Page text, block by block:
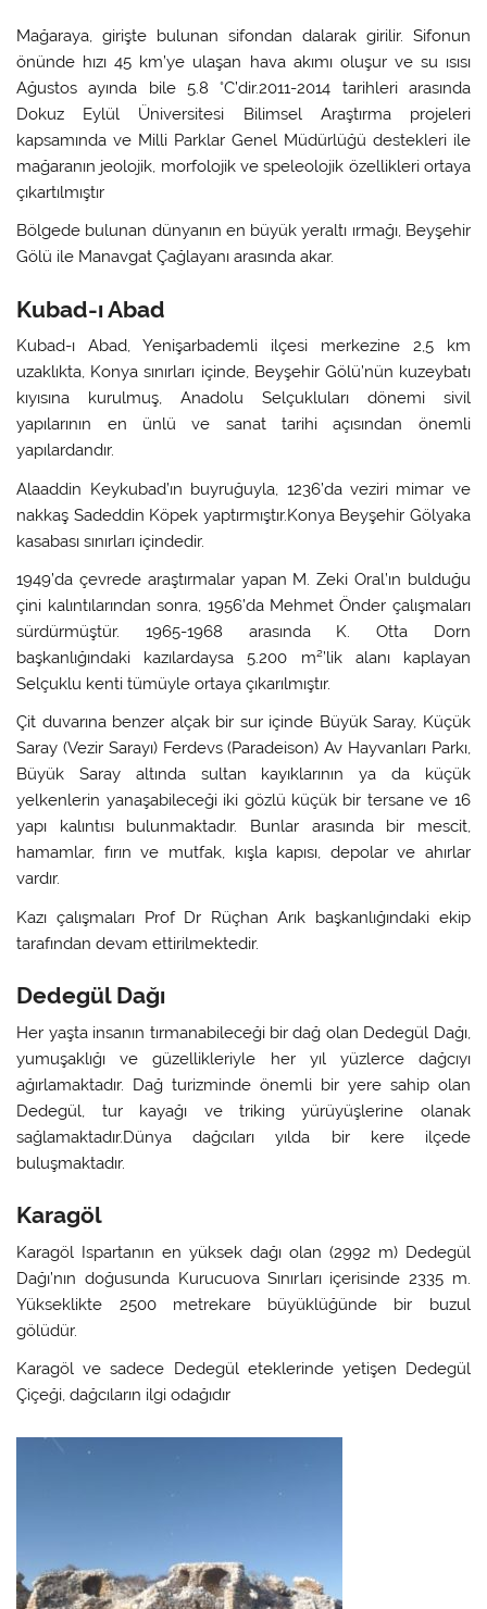
Mağaraya, girişte bulunan sifondan dalarak girilir. Sifonun
önünde hızı 45 km’ye ulaşan hava akımı oluşur ve su ısısı
Ağustos ayında bile 5.8 °C’dir.2011-2014 tarihleri arasında
Dokuz Eylül Üniversitesi Bilimsel Araştırma projeleri
kapsamında ve Milli Parklar Genel Müdürlüğü destekleri ile
mağaranın jeolojik, morfolojik ve speleolojik özellikleri ortaya
çıkartılmıştır
Bölgede bulunan dünyanın en büyük yeraltı ırmağı, Beyşehir
Gölü ile Manavgat Çağlayanı arasında akar.
Kubad-ı Abad
Kubad-ı Abad, Yenişarbademli ilçesi merkezine 2,5 km
uzaklıkta, Konya sınırları içinde, Beyşehir Gölü’nün kuzeybatı
kıyısına kurulmuş, Anadolu Selçukluları dönemi sivil
yapılarının en ünlü ve sanat tarihi açısından önemli
yapılardandır.
Alaaddin Keykubad’ın buyruğuyla, 1236’da veziri mimar ve
nakkaş Sadeddin Köpek yaptırmıştır.Konya Beyşehir Gölyaka
kasabası sınırları içindedir.
1949’da çevrede araştırmalar yapan M. Zeki Oral’ın bulduğu
çini kalıntılarından sonra, 1956’da Mehmet Önder çalışmaları
sürdürmüştür. 1965-1968 arasında K. Otta Dorn
başkanlığındaki kazılardaysa 5.200 m²’lik alanı kaplayan
Selçuklu kenti tümüyle ortaya çıkarılmıştır.
Çit duvarına benzer alçak bir sur içinde Büyük Saray, Küçük
Saray (Vezir Sarayı) Ferdevs (Paradeison) Av Hayvanları Parkı,
Büyük Saray altında sultan kayıklarının ya da küçük
yelkenlerin yanaşabileceği iki gözlü küçük bir tersane ve 16
yapı kalıntısı bulunmaktadır. Bunlar arasında bir mescit,
hamamlar, fırın ve mutfak, kışla kapısı, depolar ve ahırlar
vardır.
Kazı çalışmaları Prof Dr Rüçhan Arık başkanlığındaki ekip
tarafından devam ettirilmektedir.
Dedegül Dağı
Her yaşta insanın tırmanabileceği bir dağ olan Dedegül Dağı,
yumuşaklığı ve güzellikleriyle her yıl yüzlerce dağcıyı
ağırlamaktadır. Dağ turizminde önemli bir yere sahip olan
Dedegül, tur kayağı ve triking yürüyüşlerine olanak
sağlamaktadır.Dünya dağcıları yılda bir kere ilçede
buluşmaktadır.
Karagöl
Karagöl Ispartanın en yüksek dağı olan (2992 m) Dedegül
Dağı’nın doğusunda Kurucuova Sınırları içerisinde 2335 m.
Yükseklikte 2500 metrekare büyüklüğünde bir buzul
gölüdür.
Karagöl ve sadece Dedegül eteklerinde yetişen Dedegül
Çiçeği, dağcıların ilgi odağıdır